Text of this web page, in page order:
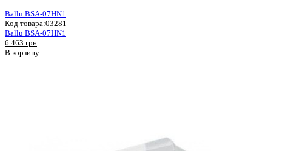
Ballu BSA-07HN1
Код товара:03281
Ballu BSA-07HN1
6 463 грн
В корзину